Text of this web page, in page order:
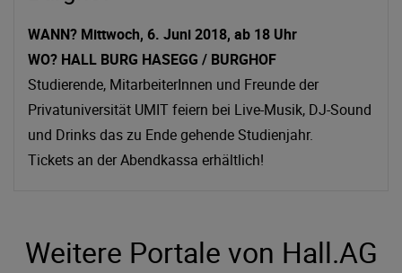
WANN? Mittwoch, 6. Juni 2018, ab 18 Uhr
WO? HALL BURG HASEGG / BURGHOF
Studierende, MitarbeiterInnen und Freunde der
Privatuniversität UMIT feiern bei Live-Musik, DJ-Sound
und Drinks das zu Ende gehende Studienjahr.
Tickets an der Abendkassa erhältlich!
Weitere Portale von Hall.AG